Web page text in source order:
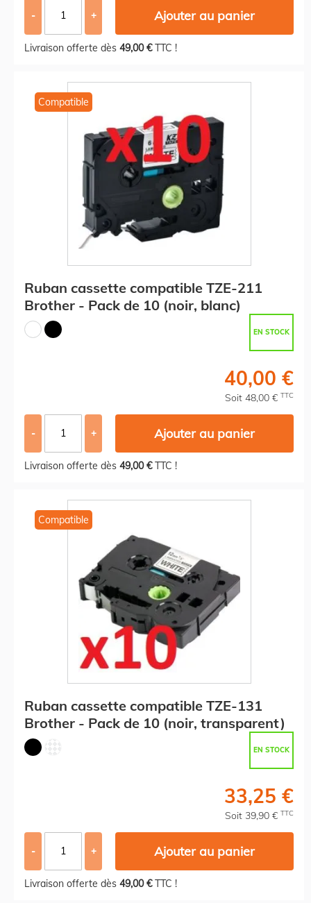
- + Ajouter au panier
Livraison offerte dès 49,00 €TTC !
Compatible
Ruban cassette compatible TZE-211
Brother - Pack de 10 (noir, blanc)
EN STOCK
40,00 €
Soit 48,00 € TTC
- + Ajouter au panier
Livraison offerte dès 49,00 €TTC !
Compatible
Ruban cassette compatible TZE-131
Brother - Pack de 10 (noir, transparent)
EN STOCK
33,25 €
Soit 39,90 € TTC
- + Ajouter au panier
Livraison offerte dès 49,00 €TTC !